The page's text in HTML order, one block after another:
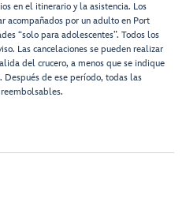
en el itinerario y la asistencia. Los
acompañados por un adulto en Port
“solo para adolescentes”. Todos los
Las cancelaciones se pueden realizar
del crucero, a menos que se indique
de ese período, todas las